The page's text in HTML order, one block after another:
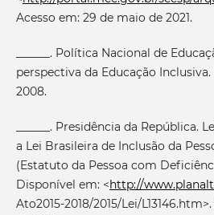
Acesso em: 29 de maio de 2021.
______. Política Nacional de
perspectiva da Educação Inclusiva.
2008.
______. Presidência da República.
a Lei Brasileira de Inclusão da
(Estatuto da Pessoa com
Disponível em: <http://
Ato2015-2018/2015/Lei/